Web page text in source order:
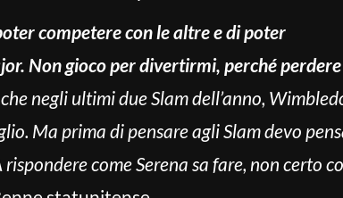
competere con le altre e di poter
Non gioco per divertirmi, perché
negli ultimi due Slam dell’anno,
Ma prima di pensare agli Slam devo
come Serena sa fare, non certo